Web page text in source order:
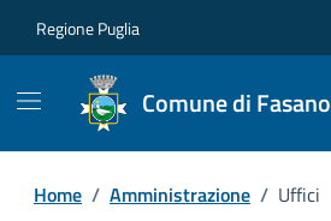
Regione Puglia
Comune di Fasano
Home / Amministrazione / Uffici